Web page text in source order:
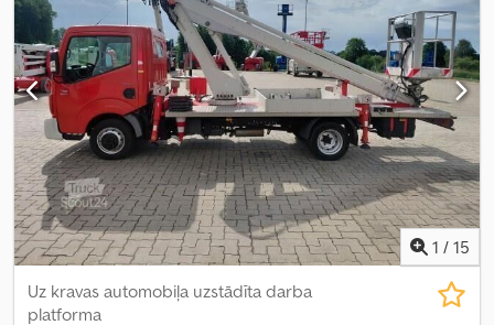
1 / 15
Uz kravas automobiļa uzstādīta darba
platforma